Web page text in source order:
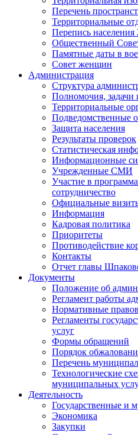
Перечень
Территориальные
Перепись населения
Общественный
Памятные даты в
Совет женщин
Администрация
Структура
Полномочия,
Территориальные
Подведомственные
Защита населения
Результаты проверок
Статистическая
Информационные
Учрежденные СМИ
Участие в
сотрудничество
Официальные
Информация
Кадровая политика
Приоритеты
Противодействие
Контакты
Отчет главы
Документы
Положение об
Регламент работы
Нормативные
Регламенты
услуг
Формы обращений
Порядок
Перечень
Технологические
муниципальных
Деятельность
Государственные и
Экономика
Закупки